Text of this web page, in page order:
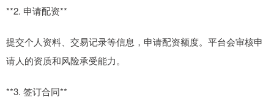
**2. 申请配资**
提交个人资料、交易记录等信息，申请配资额度。平台会审核申
请人的资质和风险承受能力。
**3. 签订合同**